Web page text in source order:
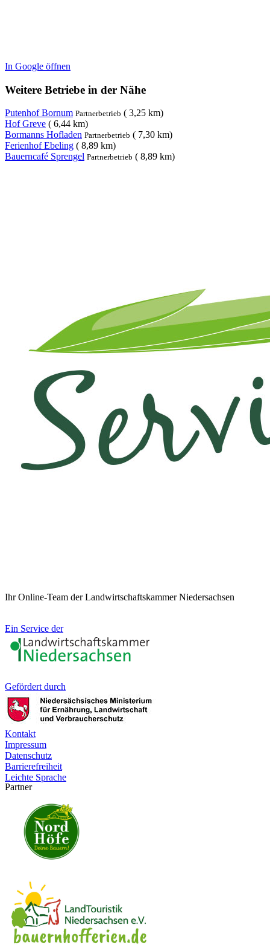
In Google öffnen
Weitere Betriebe in der Nähe
Putenhof Bornum Partnerbetrieb ( 3,25 km)
Hof Greve ( 6,44 km)
Bormanns Hofladen Partnerbetrieb ( 7,30 km)
Ferienhof Ebeling ( 8,89 km)
Bauerncafé Sprengel Partnerbetrieb ( 8,89 km)
Ihr Online-Team der Landwirtschaftskammer Niedersachsen
Ein Service der
Gefördert durch
Kontakt
Impressum
Datenschutz
Barrierefreiheit
Leichte Sprache
Partner